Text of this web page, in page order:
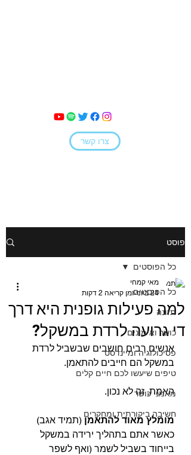
צרו קשר
פוסט
כל הפוסטים
תזונה
כושר ואימונים
פסיכולוגיה ומיינדסט
טיפים שיעשו לכם חיים קלים
מאמני כושר
חשיבה ביקורתית ומחקרים
כל הפוסטים
למה פעילות גופנית היא דרך
די גרועה לרדת במשקל?
מאי קמחי
24 ביוני
זמן קריאה 2 דקות
אנשים רבים חושבים שבשביל לרדת
במשקל הם חייבים להתאמן.
האמת, זה לא נכון.
מומלץ מאוד להתאמן (תמיד אגב)
כאשר אתם בתהליך ירידה במשקל
בייחוד בשביל לשמר (ואף לשפר